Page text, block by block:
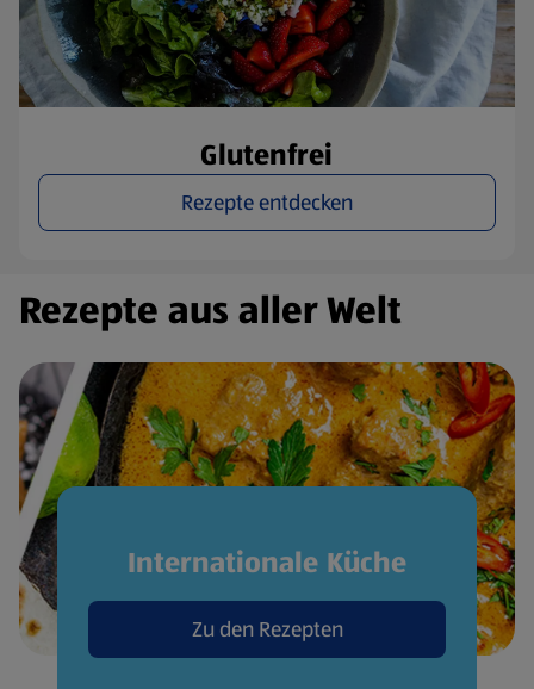
Glutenfrei
Rezepte entdecken
Rezepte aus aller Welt
Internationale Küche
Zu den Rezepten